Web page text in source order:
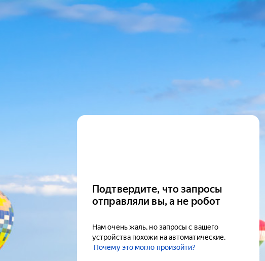
Подтвердите, что запросы
отправляли вы, а не робот
Нам очень жаль, но запросы с вашего
устройства похожи на автоматические.
Почему это могло произойти?